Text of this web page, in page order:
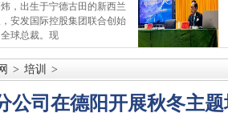
，出生于宁德古田的新西兰
安发国际控股集团联合创始
全球总裁。现
> 培训 >
公司在德阳开展秋冬主